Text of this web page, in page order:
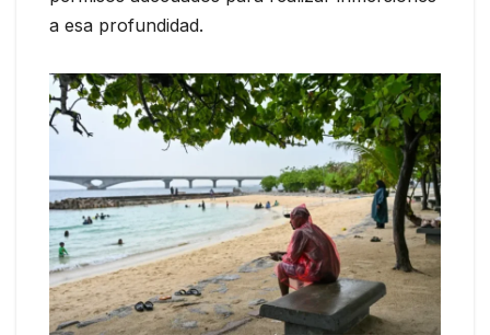
a esa profundidad.